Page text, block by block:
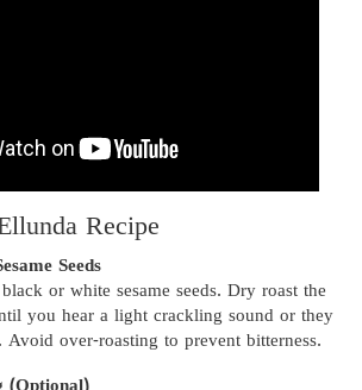
Recipe
Seeds
or white sesame seeds. Dry roast the
you hear a light crackling sound or they
over-roasting to prevent bitterness.